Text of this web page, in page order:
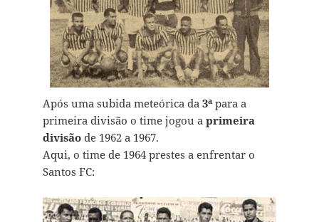
Após uma subida meteórica da 3ªpara a
primeira divisão o time jogou a primeira
divisão de 1962 a 1967.
Aqui, o time de 1964 prestes a enfrentar o
Santos FC: